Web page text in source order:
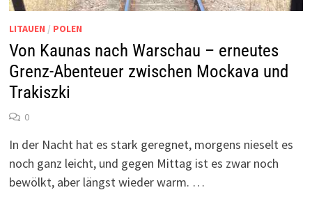
LITAUEN / POLEN
Von Kaunas nach Warschau – erneutes
Grenz-Abenteuer zwischen Mockava und
Trakiszki
0
In der Nacht hat es stark geregnet, morgens nieselt es
noch ganz leicht, und gegen Mittag ist es zwar noch
bewölkt, aber längst wieder warm. …